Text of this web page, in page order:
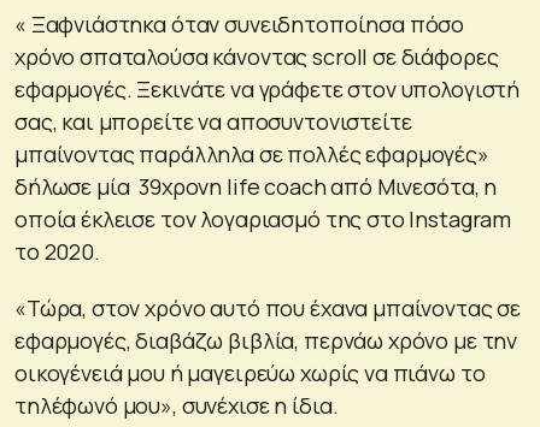
« Ξαφνιάστηκα όταν συνειδητοποίησα πόσο
χρόνο σπαταλούσα κάνοντας scroll σε διάφορες
εφαρμογές. Ξεκινάτε να γράφετε στον υπολογιστή
σας, και μπορείτε να αποσυντονιστείτε
μπαίνοντας παράλληλα σε πολλές εφαρμογές»
δήλωσε μία 39χρονη life coach από Μινεσότα, η
οποία έκλεισε τον λογαριασμό της στο Instagram
το 2020.
«Τώρα, στον χρόνο αυτό που έχανα μπαίνοντας σε
εφαρμογές, διαβάζω βιβλία, περνάω χρόνο με την
οικογένειά μου ή μαγειρεύω χωρίς να πιάνω το
τηλέφωνό μου», συνέχισε η ίδια.